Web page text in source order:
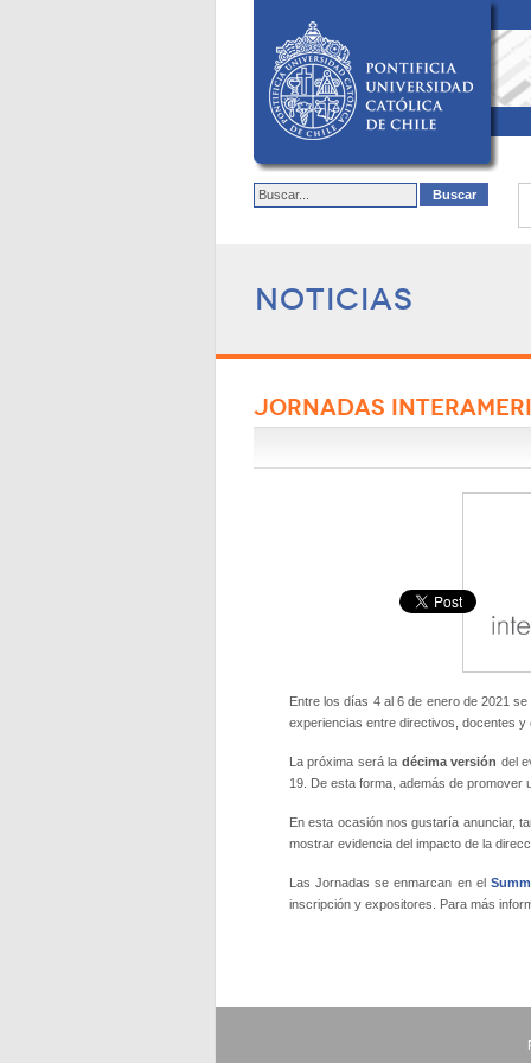
Noticias
JORNADAS
Entre los días 4 al 6 de enero de 2021
experiencias entre directivos, docentes
La próxima será la décima versión del
19. De esta forma, además de promover
En esta ocasión nos gustaría anunciar,
mostrar evidencia del impacto de la
Las Jornadas se enmarcan en el
inscripción y expositores. Para más